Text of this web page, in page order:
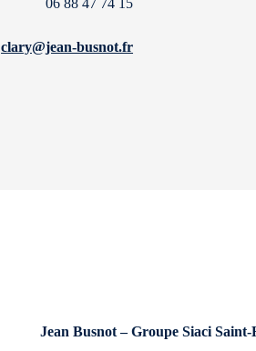
06 88 47 74 15
clary@jean-busnot.fr
Jean Busnot – Groupe Siaci Saint-